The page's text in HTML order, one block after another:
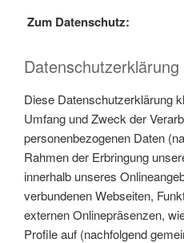
Zum Datenschutz:
Datenschutzerklärung
Diese Datenschutzerklärung
Umfang und Zweck der
personenbezogenen Daten
Rahmen der Erbringung
innerhalb unseres
verbundenen Webseiten,
externen Onlinepräsenzen,
Profile auf (nachfolgend